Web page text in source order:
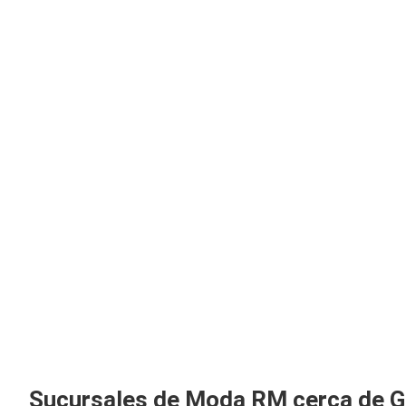
Sucursales de Moda RM cerca de